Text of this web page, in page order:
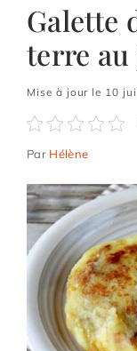
Galette
terre
Mise à jour le 10
Par Hélène